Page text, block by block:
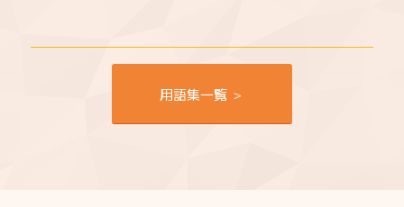
用語集一覧 ＞